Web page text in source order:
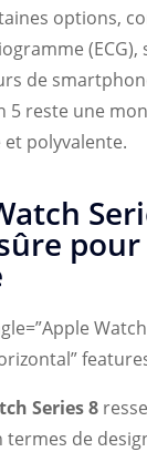
options,
de
5 reste une
polyvalente.
pour
Series 8
termes de